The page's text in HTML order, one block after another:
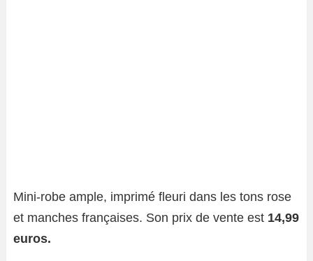
Mini-robe ample, imprimé fleuri dans les tons rose
et manches françaises. Son prix de vente est 14,99
euros.